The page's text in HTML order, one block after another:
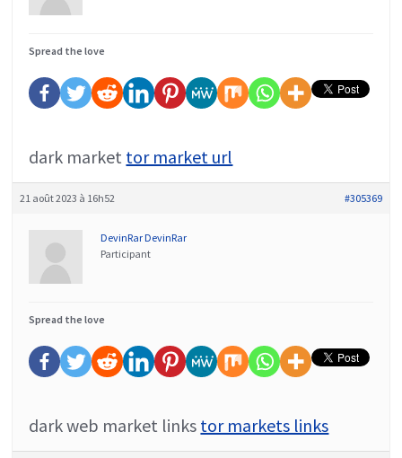
Spread the love
dark market tor market url
21 août 2023 à 16h52 #305369
DevinRar DevinRar
Participant
Spread the love
dark web market links tor markets links